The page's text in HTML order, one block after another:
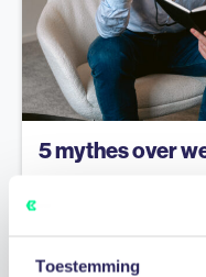
Toestemming
5 mythes over